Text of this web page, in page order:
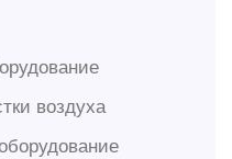
воздуха